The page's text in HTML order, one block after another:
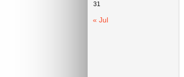
31
« Jul